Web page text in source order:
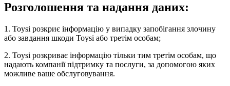
Розголошення та надання даних:
1. Toysi розкриє інформацію у випадку запобігання злочину
або завдання шкоди Toysi або третім особам;
2. Toysi розкриває інформацію тільки тим третім особам, що
надають компанії підтримку та послуги, за допомогою яких
можливе ваше обслуговування.